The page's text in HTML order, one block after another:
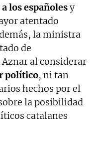
los españolesy
atentado
la ministra
de
al considerar
político, ni tan
hechos por el
la posibilidad
catalanes